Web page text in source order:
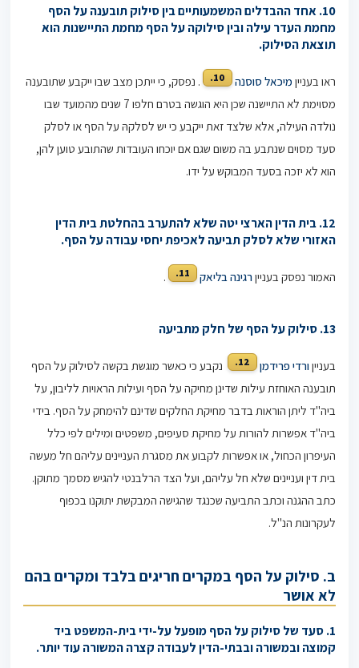
10. אחד ההבדלים המשמעותיים בין סילוק תובענה על הסף
מחמת העדר עילה ובין סילוקה על הסף מחמת התיישנות הוא
תוצאת הסילוק.
ראו בעניין מיכאל סוסנה 10.
. נפסק, כי ייתכן מצב שבו ייקבע שתובענה
מסוימת לא התיישנה שכן היא הוגשה בטרם חלפו 7 שנים מהמועד שבו
נולדה העילה, אלא שלצד זאת ייקבע כי יש לסלקהּ על הסף או לסלק
סעד מסוים שנתבע בה משום שגם אם יוכחו העובדות שהתובע טוען להן,
הוא לא יזכה בסעד המבוקש על ידו.
12. בית הדין הארצי יטה שלא להתערב בהחלטת בית הדין
האזורי שלא לסלק תביעה לאכיפת יחסי עבודה על הסף.
האמור נפסק בענייןרגינה בליאק 11.
.
13. סילוק על הסף של חלק מתביעה
בענייןורדי פרידמן 12.
נקבע כי כאשר מוגשת בקשה לסילוק על הסף
תובענה האוחזת עילות שדינן מחיקה על הסף ועילות הראויות לליבון, על
ביה"ד ליתן הוראות בדבר מחיקת החלקים שדינם להימחק על הסף. בידי
ביה"ד אפשרות להורות על מחיקת סעיפים, משפטים ומילים לפי כלל
העיפרון הכחול, או אפשרות לקבוע את מסגרת העניינים עליהם חל מעשה
בית דין ועניינים שלא חל עליהם, ועל הצד הרלבנטי להגיש מסמך מתוקן.
כתב ההגנה וכתב התביעה שכנגד שהגישה המבקשת יתוקנו בכפוף
לעקרונות הנ"ל.
ב. סילוק על הסף במקרים חריגים בלבד ומקרים בהם
לא אושר
1. סעד של סילוק על הסף מופעל על-ידי בית-המשפט ביד
קמוצה ובמשורהובבתי-הדין לעבודה קצרה המשורה עוד יותר.